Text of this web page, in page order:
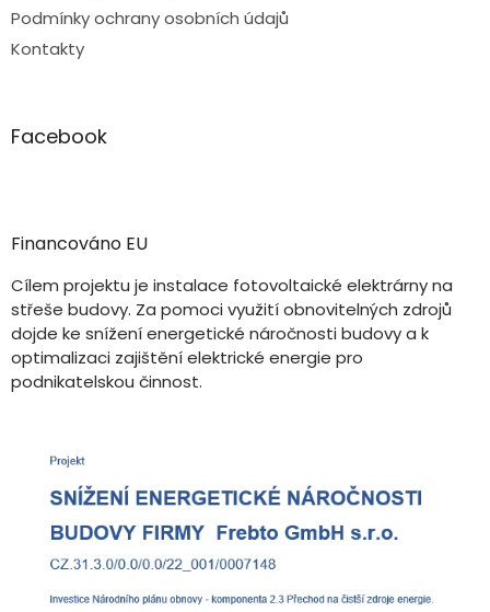
Podmínky ochrany osobních údajů
Kontakty
Facebook
Financováno EU
Cílem projektu je instalace fotovoltaické elektrárny na
střeše budovy. Za pomoci využití obnovitelných zdrojů
dojde ke snížení energetické náročnosti budovy a k
optimalizaci zajištění elektrické energie pro
podnikatelskou činnost.